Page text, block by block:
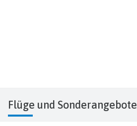
Flüge und Sonderangebote